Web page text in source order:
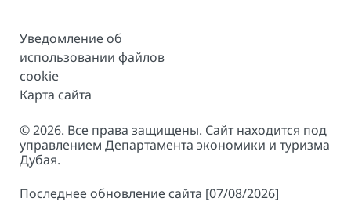
Уведомление об
использовании файлов
cookie
Карта сайта
© 2026. Все права защищены. Сайт находится под
управлением Департамента экономики и туризма
Дубая.
Последнее обновление сайта [07/08/2026]